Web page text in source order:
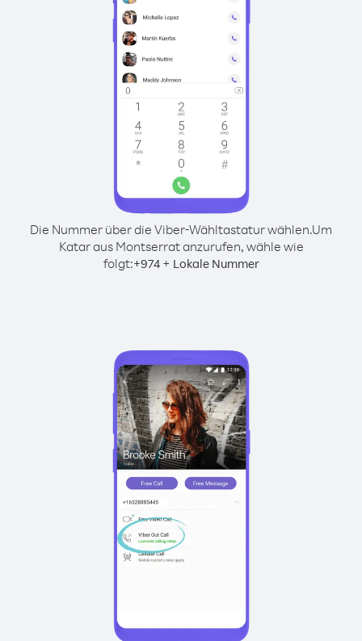
Die Nummer über die Viber-Wähltastatur wählen.Um
Katar aus Montserrat anzurufen, wähle wie
folgt:+974+ Lokale Nummer